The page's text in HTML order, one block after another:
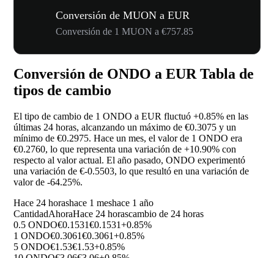
Conversión de MUON a EUR
Conversión de 1 MUON a €757.85
Conversión de ONDO a EUR Tabla de
tipos de cambio
El tipo de cambio de 1 ONDO a EUR fluctuó +0.85% en las
últimas 24 horas, alcanzando un máximo de €0.3075 y un
mínimo de €0.2975. Hace un mes, el valor de 1 ONDO era
€0.2760, lo que representa una variación de +10.90% con
respecto al valor actual. El año pasado, ONDO experimentó
una variación de €-0.5503, lo que resultó en una variación de
valor de -64.25%.
Hace 24 horashace 1 meshace 1 año
CantidadAhoraHace 24 horascambio de 24 horas
0.5 ONDO€0.1531€0.1531+0.85%
1 ONDO€0.3061€0.3061+0.85%
5 ONDO€1.53€1.53+0.85%